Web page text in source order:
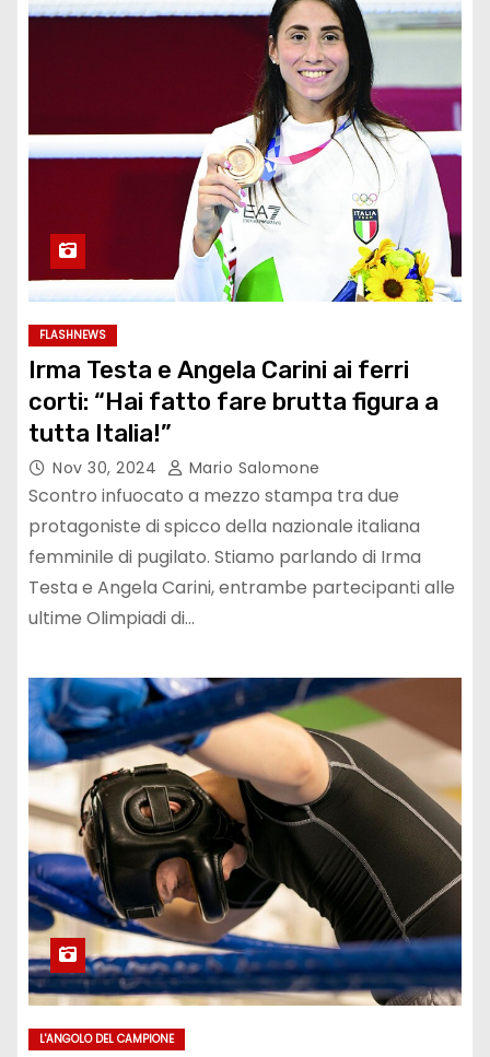
FLASHNEWS
Irma Testa e Angela Carini ai ferri
corti: “Hai fatto fare brutta figura a
tutta Italia!”
Nov 30, 2024 Mario Salomone
Scontro infuocato a mezzo stampa tra due
protagoniste di spicco della nazionale italiana
femminile di pugilato. Stiamo parlando di Irma
Testa e Angela Carini, entrambe partecipanti alle
ultime Olimpiadi di…
L'ANGOLO DEL CAMPIONE